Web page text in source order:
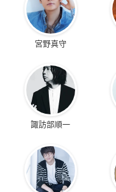
宮野真守
諏訪部順一